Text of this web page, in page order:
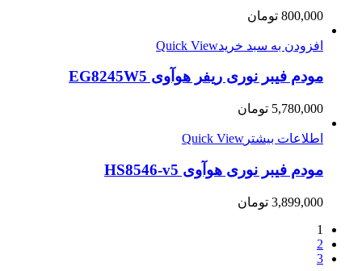
800,000 تومان
افزودن به سبد خریدQuick View
مودم فیبر نوری ریفر هوآوی EG8245W5
5,780,000 تومان
اطلاعات بیشتر Quick View
مودم فیبر نوری هوآوی HS8546-v5
3,899,000 تومان
1
2
3